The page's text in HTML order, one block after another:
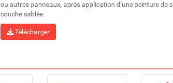
ou autres panneaux, après application d’une peinture de
couche sablée.
Télécharger